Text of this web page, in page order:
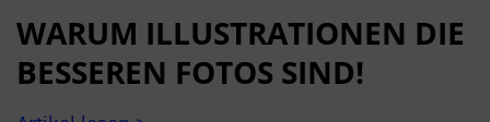
WARUM ILLUSTRATIONEN DIE
BESSEREN FOTOS SIND!